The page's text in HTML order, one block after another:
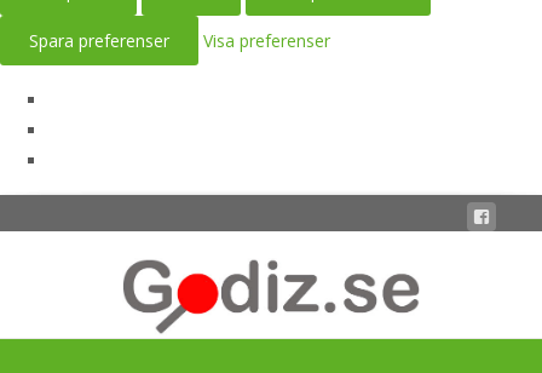
Spara preferenser Visa preferenser